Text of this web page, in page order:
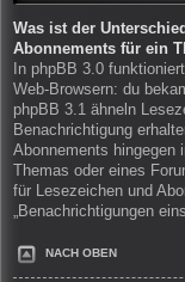
Was ist der
Abonnements für ein
In phpBB 3.0
Web-Browsern: du
phpBB 3.1 ähneln
Benachrichtigung
Abonnements hingegen
Themas oder eines
für Lesezeichen und
„Benachrichtigungen
NACH OBEN